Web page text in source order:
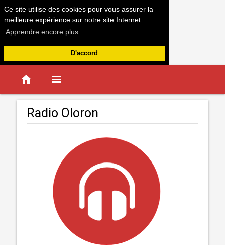
Ce site utilise des cookies pour vous assurer la
meilleure expérience sur notre site Internet.
Apprendre encore plus.
D'accord
home menu
Radio Oloron